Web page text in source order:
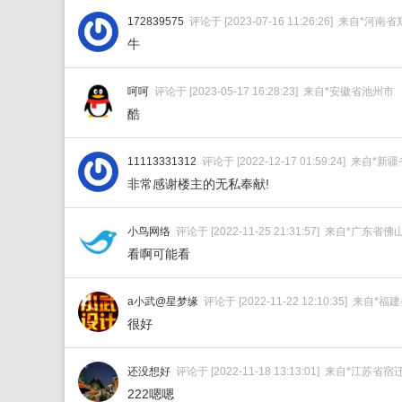
172839575 评论于 [2023-07-16 11:26:26] 来自*河南省
牛
呵呵 评论于 [2023-05-17 16:28:23] 来自*安徽省池州市
酷
11113331312 评论于 [2022-12-17 01:59:24] 来自*新疆
非常感谢楼主的无私奉献!
小鸟网络 评论于 [2022-11-25 21:31:57] 来自*广东省佛
看啊可能看
a小武@星梦缘 评论于 [2022-11-22 12:10:35] 来自*福
很好
还没想好 评论于 [2022-11-18 13:13:01] 来自*江苏省宿
222嗯嗯